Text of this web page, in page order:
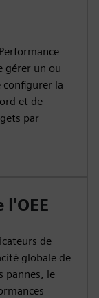
gérer un ou
la
et de
par
l'OEE
de
globale de
pannes, le